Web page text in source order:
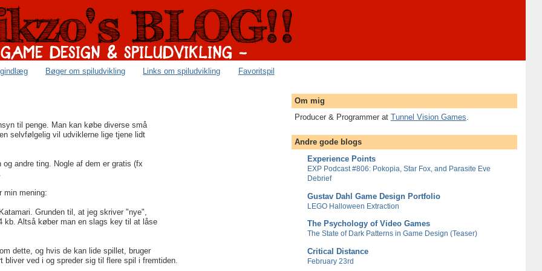
Bøger om spiludvikling Links om spiludvikling Favoritspil
til penge. Man kan købe diverse små
selvfølgelig vil udviklerne lige tjene lidt
andre ting. Nogle af dem er gratis (fx
min mening:
Grunden til, at jeg skriver "nye",
kb. Altså køber man en slags key til at låse
dette, og hvis de kan lide spillet, bruger
ved i og spreder sig til flere spil i fremtiden.
Om mig
Producer & Programmer at Tunnel Vision Games
Andre gode blogs
Experience Points
EXP Podcast #806: Pokopia, Star Fox, and Parasite Eve
Debrief
Gustav Dahl Game Design Portfolio
LEGO Halloween Extraction
The Psychology of Video Games
The State of Dark Patterns in Game Design (Teaser)
Critical Distance
February 23rd